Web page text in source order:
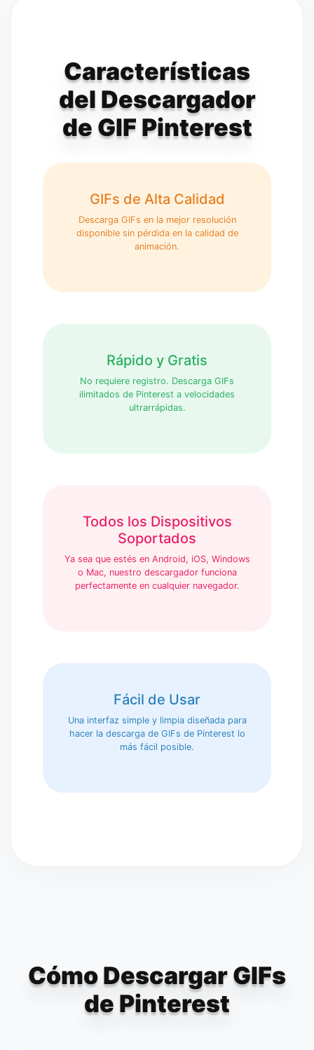
Características
del Descargador
de GIF Pinterest
GIFs de Alta Calidad
Descarga GIFs en la mejor resolución
disponible sin pérdida en la calidad de
animación.
Rápido y Gratis
No requiere registro. Descarga GIFs
ilimitados de Pinterest a velocidades
ultrarrápidas.
Todos los Dispositivos
Soportados
Ya sea que estés en Android, iOS, Windows
o Mac, nuestro descargador funciona
perfectamente en cualquier navegador.
Fácil de Usar
Una interfaz simple y limpia diseñada para
hacer la descarga de GIFs de Pinterest lo
más fácil posible.
Cómo Descargar GIFs
de Pinterest